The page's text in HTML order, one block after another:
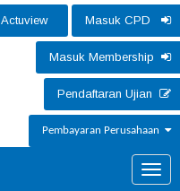
Actuview Masuk CPD
Masuk Membership
Pendaftaran Ujian
Pembayaran Perusahaan
Toggle